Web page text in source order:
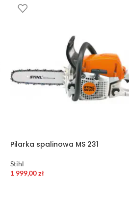
Pilarka spalinowa MS 231
Stihl
1 999,00zł